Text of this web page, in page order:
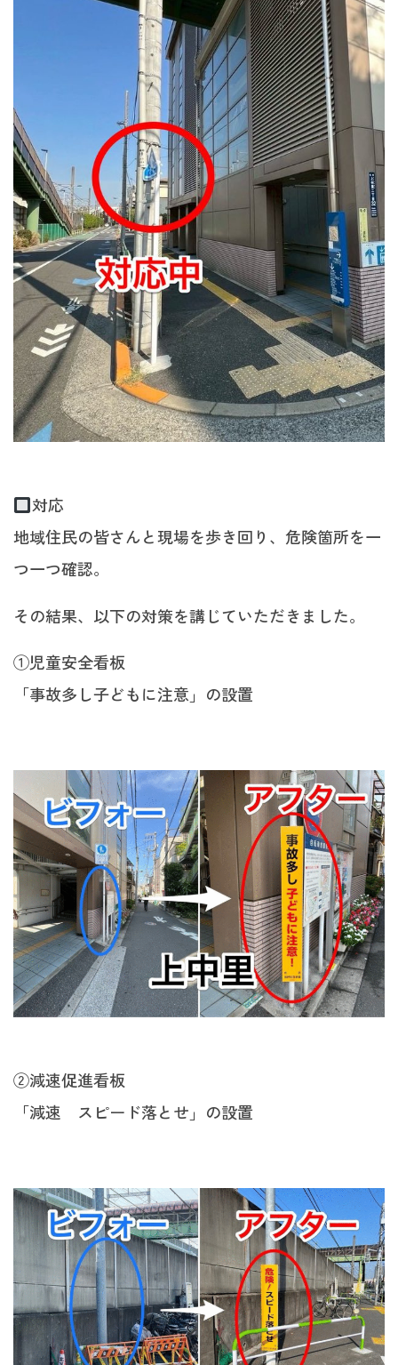
対応
地域住民の皆さんと現場を歩き回り、危険箇所を一
つ一つ確認。
その結果、以下の対策を講じていただきました。
①児童安全看板
「事故多し子どもに注意」の設置
②減速促進看板
「減速 スピード落とせ」の設置